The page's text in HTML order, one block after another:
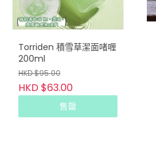
Torriden 積雪草潔面啫喱
200ml
HKD $95.00
HKD $63.00
售罄